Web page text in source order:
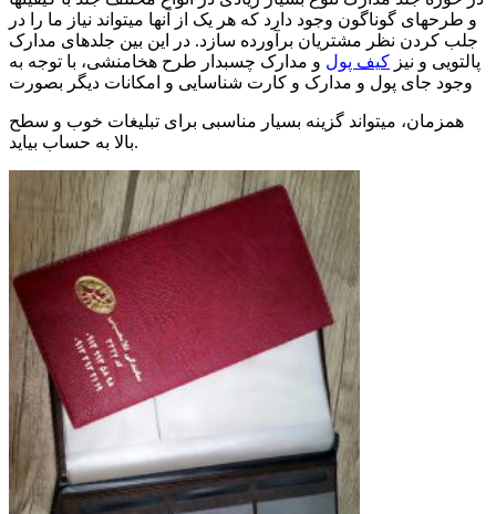
و طرحهای گوناگون وجود دارد که هر یک از آنها میتواند نیاز ما را در
جلب کردن نظر مشتریان برآورده سازد. در این بین جلدهای مدارک
پالتویی و نیز کیف پول و مدارک چسبدار طرح هخامنشی، با توجه به
وجود جای پول و مدارک و کارت شناسایی و امکانات دیگر بصورت
همزمان، میتواند گزینه بسیار مناسبی برای تبلیغات خوب و سطح
بالا به حساب بیاید.